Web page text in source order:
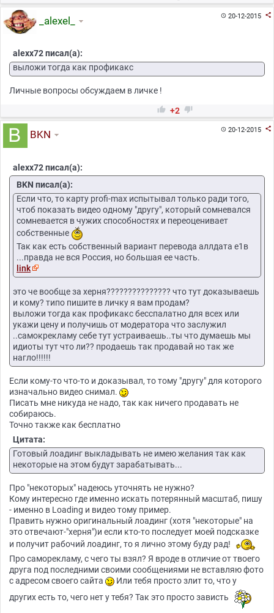
20-12-2015 
_alexel_
alexx72 писал(а):
выложи тогда как профикакс
Личные вопросы обсуждаем в личке !
 +2 
20-12-2015 
BKN
alexx72 писал(а):
BKN писал(а):
Если что, то карту profi-max испытывал только ради того,
чтоб показать видео одному "другу", который сомневался
сомневается в чужих способностях и переоценивает
собственные
Так как есть собственный вариант перевода аллдата е1в
...правда не вся Россия, но большая ее часть.
link
это че вообще за херня??????????????? что тут доказываешь
и кому? типо пишите в личку я вам продам?
выложи тогда как профикакс бесспалатно для всех или
укажи цену и получишь от модератора что заслужил
..самокрекламу себе тут устраиваешь..ты что думаешь мы
идиоты тут что ли?? продаешь так продавай но так же
нагло!!!!!!
Если кому-то что-то и доказывал, то тому "другу" для которого
изначально видео снимал.
Писать мне никуда не надо, так как ничего продавать не
собираюсь.
Точно также как бесплатно
Цитата:
Готовый лоадинг выкладывать не имею желания так как
некоторые на этом будут зарабатывать...
Про "некоторых" надеюсь уточнять не нужно?
Кому интересно где именно искать потерянный масштаб, пишу
- именно в Loading и видео тому пример.
Править нужно оригинальный лоадинг (хотя "некоторые" на
это отвечают-"херня")и если кто-то последует моей подсказке
и получит рабочий лоадинг, то я лично этому буду рад!
Про саморекламу, с чего ты взял? Я вроде в отличие от твоего
друга под последними своими сообщениями не вставляю фото
с адресом своего сайта
Или тебя просто злит то, что у
других есть то, чего нет у тебя? Так это просто зависть